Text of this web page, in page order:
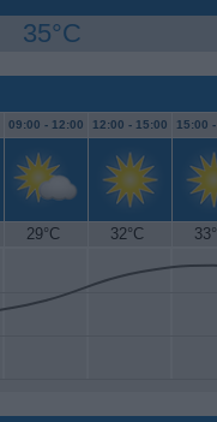
35°C
09:00 - 12:00 12:00 - 15:00 15:00
29°C 32°C